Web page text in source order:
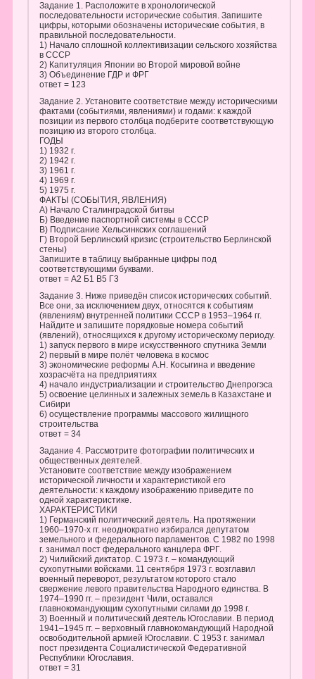
Задание 1. Расположите в хронологической
последовательности исторические события. Запишите
цифры, которыми обозначены исторические события, в
правильной последовательности.
1) Начало сплошной коллективизации сельского хозяйства
в СССР
2) Капитуляция Японии во Второй мировой войне
3) Объединение ГДР и ФРГ
ответ = 123
Задание 2. Установите соответствие между историческими
фактами (событиями, явлениями) и годами: к каждой
позиции из первого столбца подберите соответствующую
позицию из второго столбца.
ГОДЫ
1) 1932 г.
2) 1942 г.
3) 1961 г.
4) 1969 г.
5) 1975 г.
ФАКТЫ (СОБЫТИЯ, ЯВЛЕНИЯ)
A) Начало Сталинградской битвы
Б) Введение паспортной системы в СССР
В) Подписание Хельсинкских соглашений
Г) Второй Берлинский кризис (строительство Берлинской
стены)
Запишите в таблицу выбранные цифры под
соответствующими буквами.
ответ = А2 Б1 В5 Г3
Задание 3. Ниже приведён список исторических событий.
Все они, за исключением двух, относятся к событиям
(явлениям) внутренней политики СССР в 1953–1964 гг.
Найдите и запишите порядковые номера событий
(явлений), относящихся к другому историческому периоду.
1) запуск первого в мире искусственного спутника Земли
2) первый в мире полёт человека в космос
3) экономические реформы А.Н. Косыгина и введение
хозрасчёта на предприятиях
4) начало индустриализации и строительство Днепрогэса
5) освоение целинных и залежных земель в Казахстане и
Сибири
6) осуществление программы массового жилищного
строительства
ответ = 34
Задание 4. Рассмотрите фотографии политических и
общественных деятелей.
Установите соответствие между изображением
исторической личности и характеристикой его
деятельности: к каждому изображению приведите по
одной характеристике.
ХАРАКТЕРИСТИКИ
1) Германский политический деятель. На протяжении
1960–1970-х гг. неоднократно избирался депутатом
земельного и федерального парламентов. С 1982 по 1998
г. занимал пост федерального канцлера ФРГ.
2) Чилийский диктатор. С 1973 г. – командующий
сухопутными войсками. 11 сентября 1973 г. возглавил
военный переворот, результатом которого стало
свержение левого правительства Народного единства. В
1974–1990 гг. – президент Чили, оставался
главнокомандующим сухопутными силами до 1998 г.
3) Военный и политический деятель Югославии. В период
1941–1945 гг. – верховный главнокомандующий Народной
освободительной армией Югославии. С 1953 г. занимал
пост президента Социалистической Федеративной
Республики Югославия.
ответ = 31